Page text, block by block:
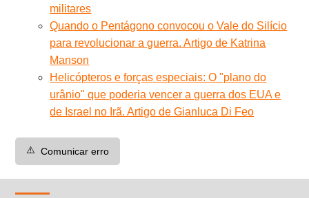
militares
Quando o Pentágono convocou o Vale do Silício
para revolucionar a guerra. Artigo de Katrina
Manson
Helicópteros e forças especiais: O "plano do
urânio" que poderia vencer a guerra dos EUA e
de Israel no Irã. Artigo de Gianluca Di Feo
⚠️ Comunicar erro